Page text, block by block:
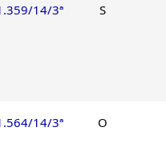
14/3ª S
14/3ª O